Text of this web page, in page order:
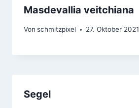
Masdevallia veitchiana
Von schmitzpixel 27. Oktober 2021
Segel